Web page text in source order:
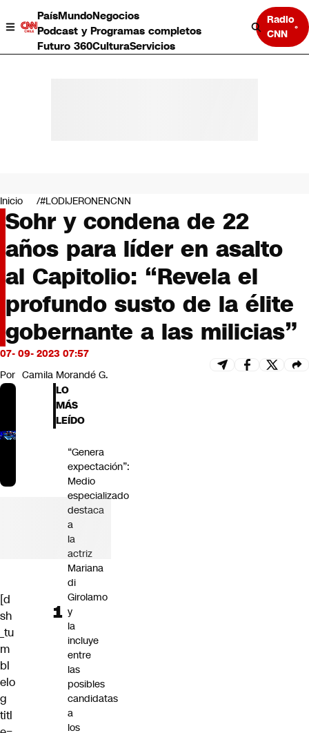
PaísMundoNegocios
Podcast y Programas completos
Futuro 360CulturaServicios
Radio
CNN
Negocios
Deportes
Programas completos
Cultura
Servicios
Bits
CNN tiempo
Futuro 360
Opinión
Inicio #LODIJERONENCNN
Sohr y condena de 22
años para líder en asalto
al Capitolio: “Revela el
profundo susto de la élite
gobernante a las milicias”
07- 09- 2023 07:57
Por Camila Morandé G.
[d
sh
_tu
m
bl
elo
g
titl
LO
MÁS
LEÍDO
“Genera
expectación”:
Medio
especializado
destaca
a
la
actriz
Mariana
di
Girolamo
y
la
incluye
entre
las
posibles
candidatas
a
los